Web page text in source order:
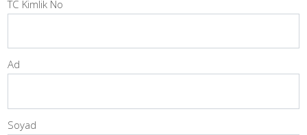
TC Kimlik No
Ad
Soyad